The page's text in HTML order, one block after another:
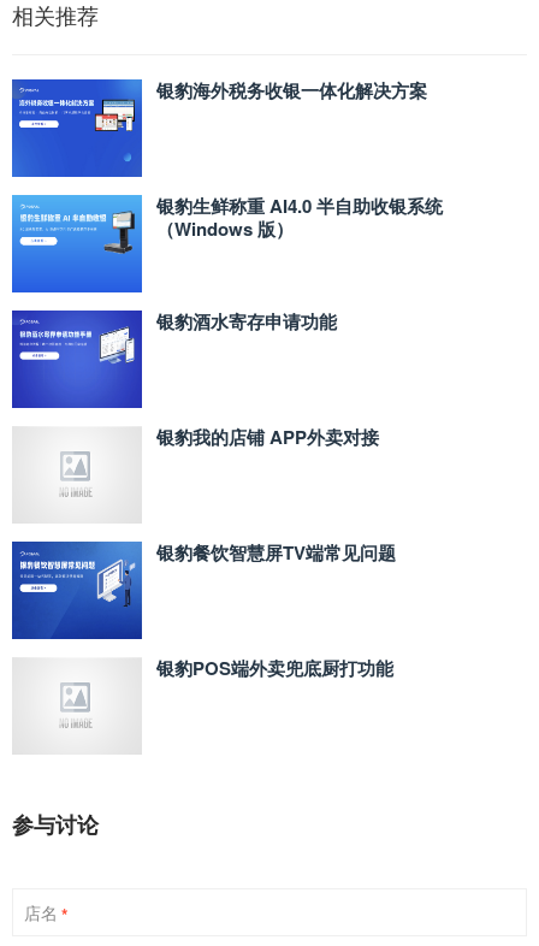
相关推荐
银豹海外税务收银一体化解决方案
银豹生鲜称重 AI4.0 半自助收银系统
（Windows 版）
银豹酒水寄存申请功能
银豹我的店铺 APP外卖对接
银豹餐饮智慧屏TV端常见问题
银豹POS端外卖兜底厨打功能
参与讨论
店名 *